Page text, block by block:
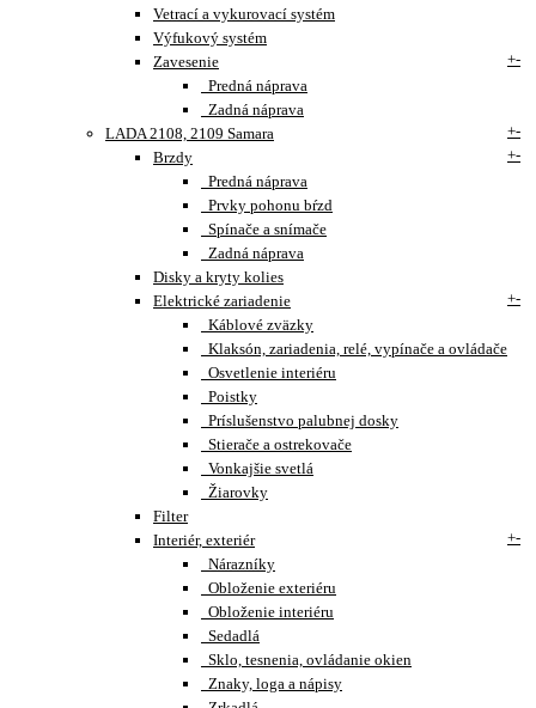
Vetrací a vykurovací systém
Výfukový systém
Zavesenie
+-
Predná náprava
Zadná náprava
LADA 2108, 2109 Samara
+-
Brzdy
+-
Predná náprava
Prvky pohonu bŕzd
Spínače a snímače
Zadná náprava
Disky a kryty kolies
Elektrické zariadenie
+-
Káblové zväzky
Klaksón, zariadenia, relé, vypínače a ovládače
Osvetlenie interiéru
Poistky
Príslušenstvo palubnej dosky
Stierače a ostrekovače
Vonkajšie svetlá
Žiarovky
Filter
Interiér, exteriér
+-
Nárazníky
Obloženie exteriéru
Obloženie interiéru
Sedadlá
Sklo, tesnenia, ovládanie okien
Znaky, loga a nápisy